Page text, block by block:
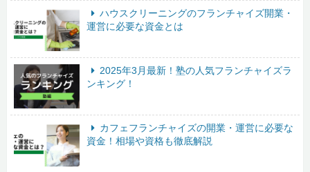
ハウスクリーニングのフランチャイズ開業・
運営に必要な資金とは
2025年3月最新！塾の人気フランチャイズラ
ンキング！
カフェフランチャイズの開業・運営に必要な
資金！相場や資格も徹底解説